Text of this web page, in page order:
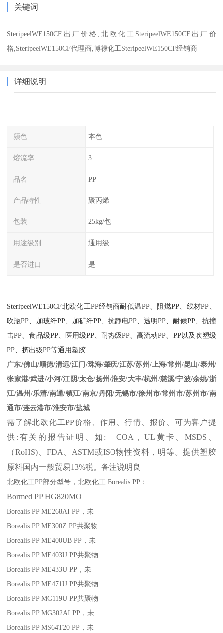
关键词
SteripeelWE150CF出厂价格,北欧化工SteripeelWE150CF出厂价
格,SteripeelWE150CF代理商,博禄化工SteripeelWE150CF经销商
详细说明
颜色 本色
熔流率 3
品名 PP
产品特性 聚丙烯
包装 25kg/包
用途级别 通用级
是否进口 是
SteripeelWE150CF北欧化工PP经销商耐低温PP、阻燃PP、线材PP、
吹瓶PP、加玻纤PP、加矿纤PP、抗静电PP、透明PP、耐候PP、抗撞
击PP、食品级PP、医用级PP、耐热级PP、高流动PP、 PP以及吹塑级
PP、挤出级PP等通用塑胶
广东/佛山/顺德/清远/江门/珠海/肇庆/江苏/苏州/上海/常州/昆山/泰州/
张家港/武进/小河/江阴/太仓/扬州/淮安/大丰/杭州/慈溪/宁波/余姚/浙
江/温州/乐清/南通/镇江/南京/丹阳/无锡市/徐州市/常州市/苏州市/南
通市/连云港市/淮安市/盐城
需了解北欧化工PP价格、作用、行情、报价、可为客户提
供 : 有关的报告证明、如 : ， COA，UL 黄卡、 MSDS 、
（RoHS)、 FDA、ASTM或ISO物性资料，明等。提供塑胶
原料国内一般贸易13%税。备注说明良
北欧化工PP部分型号，北欧化工 Borealis PP ：
Bormed PPHG820MO
Borealis PP ME268AI PP ，未
Borealis PP ME300Z PP共聚物
Borealis PP ME400UB PP ，未
Borealis PP ME403U PP共聚物
Borealis PP ME433U PP ，未
Borealis PP ME471U PP共聚物
Borealis PP MG119U PP共聚物
Borealis PP MG302AI PP ，未
Borealis PP MS64T20 PP ，未